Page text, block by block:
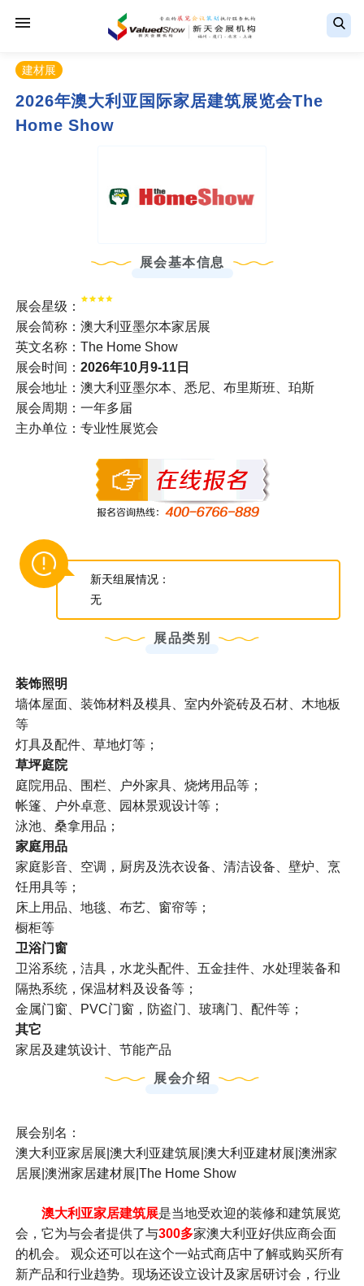
建材展
2026年澳大利亚国际家居建筑展览会The
Home Show
展会基本信息
展会星级：
展会简称：澳大利亚墨尔本家居展
英文名称：The Home Show
展会时间： 2026年10月9-11日
展会地址：澳大利亚墨尔本、悉尼、布里斯班、珀斯
展会周期：一年多届
主办单位：专业性展览会
新天组展情况：
无
展品类别
装饰照明
墙体屋面、装饰材料及模具、室内外瓷砖及石材、木地板
等
灯具及配件、草地灯等；
草坪庭院
庭院用品、围栏、户外家具、烧烤用品等；
帐篷、户外卓意、园林景观设计等；
泳池、桑拿用品；
家庭用品
家庭影音、空调，厨房及洗衣设备、清洁设备、壁炉、烹
饪用具等；
床上用品、地毯、布艺、窗帘等；
橱柜等
卫浴门窗
卫浴系统，洁具，水龙头配件、五金挂件、水处理装备和
隔热系统，保温材料及设备等；
金属门窗、PVC门窗，防盗门、玻璃门、配件等；
其它
家居及建筑设计、节能产品
展会介绍
展会别名：
澳大利亚家居展|澳大利亚建筑展|澳大利亚建材展|澳洲家
居展|澳洲家居建材展|The Home Show
澳大利亚家居建筑展是当地受欢迎的装修和建筑展览
会，它为与会者提供了与300多家澳大利亚好供应商会面
的机会。 观众还可以在这个一站式商店中了解或购买所有
新产品和行业趋势。现场还设立设计及家居研讨会，行业